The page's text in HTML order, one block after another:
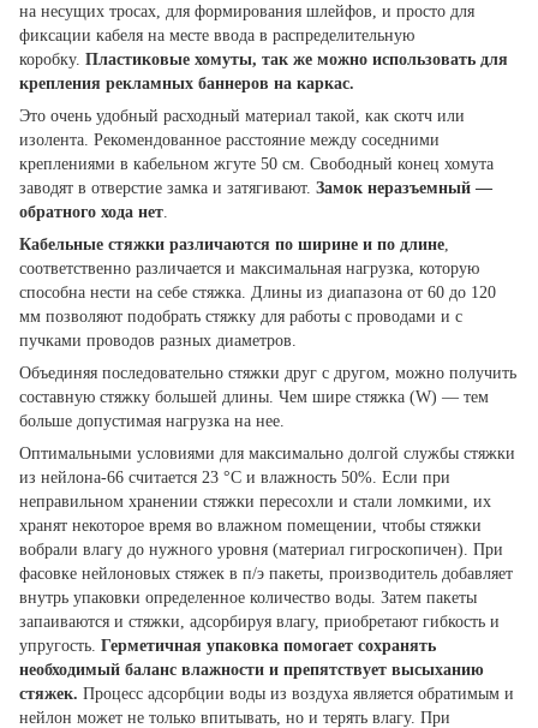
на несущих тросах, для формирования шлейфов, и просто для
фиксации кабеля на месте ввода в распределительную
коробку. Пластиковые хомуты, так же можно использовать для
крепления рекламных баннеров на каркас.
Это очень удобный расходный материал такой, как скотч или
изолента. Рекомендованное расстояние между соседними
креплениями в кабельном жгуте 50 см. Свободный конец хомута
заводят в отверстие замка и затягивают. Замок неразъемный —
обратного хода нет
Кабельные стяжки различаются по ширине и по длине
соответственно различается и максимальная нагрузка, которую
способна нести на себе стяжка. Длины из диапазона от 60 до 120
мм позволяют подобрать стяжку для работы с проводами и с
пучками проводов разных диаметров.
Объединяя последовательно стяжки друг с другом, можно получить
составную стяжку большей длины. Чем шире стяжка (W) — тем
больше допустимая нагрузка на нее.
Оптимальными условиями для максимально долгой службы стяжки
из нейлона-66 считается 23 °С и влажность 50%. Если при
неправильном хранении стяжки пересохли и стали ломкими, их
хранят некоторое время во влажном помещении, чтобы стяжки
вобрали влагу до нужного уровня (материал гигроскопичен). При
фасовке нейлоновых стяжек в п/э пакеты, производитель добавляет
внутрь упаковки определенное количество воды. Затем пакеты
запаиваются и стяжки, адсорбируя влагу, приобретают гибкость и
упругость. Герметичная упаковка помогает сохранять
необходимый баланс влажности и препятствует высыханию
стяжек. Процесс адсорбции воды из воздуха является обратимым и
нейлон может не только впитывать, но и терять влагу. При